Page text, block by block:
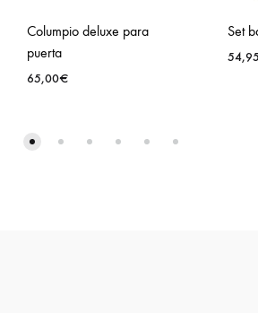
Columpio deluxe para
puerta
65,00€
Set
54,95